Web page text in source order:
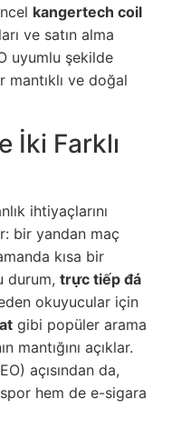
kangertech coil
ve satın alma
uyumlu şekilde
mantıklı ve doğal
İki Farklı
ihtiyaçlarını
bir yandan maç
kısa bir
durum, trực tiếp đá
okuyucular için
gibi popüler arama
açıklar.
açısından da,
spor hem de e-sigara